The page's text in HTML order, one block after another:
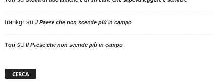
frankgr su Il Paese che non scende più in campo
Totisu Il Paese che non scende più in campo
CERCA